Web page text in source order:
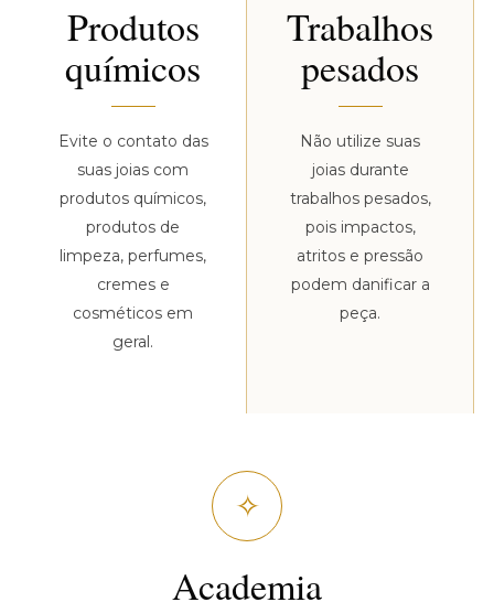
Produtos
químicos
Evite o contato das
suas joias com
produtos químicos,
produtos de
limpeza, perfumes,
cremes e
cosméticos em
geral.
Trabalhos
pesados
Não utilize suas
joias durante
trabalhos pesados,
pois impactos,
atritos e pressão
podem danificar a
peça.
✧
Academia